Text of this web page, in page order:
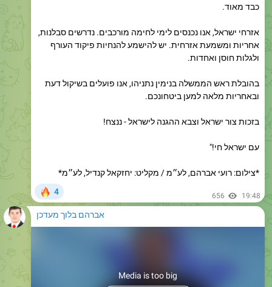
אזרחי ישראל, אנו נכנסים לימי לחימה מורכבים. נדרשים סבלנות,
ולגלות חוסן ואחדות.
בהובלת ראש הממשלה בנימין נתניהו, אנו פועלים בשיקול דעת
בזכות צור ישראל וצבא ההגנה לישראל - ננצח!
עם ישראל חי!"
*צילום: רועי אברהם, לע״מ / מקליט: יחזקאל קנדיל, לע״מ*
656 19:48
אברהם בלוך מעדכן
VIEW IN TELEGRAM